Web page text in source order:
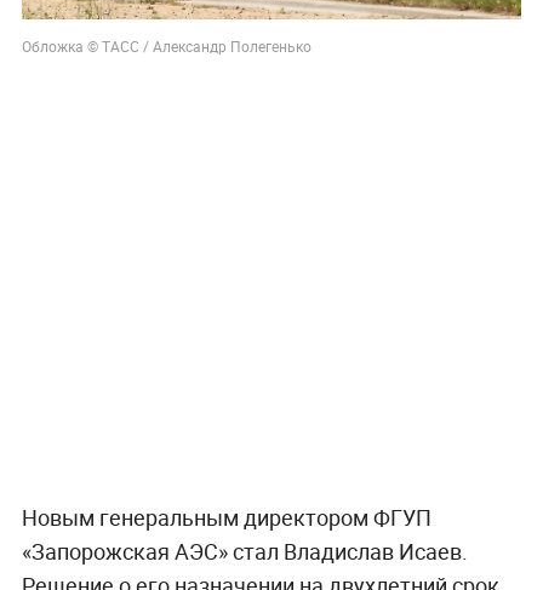
Обложка © ТАСС / Александр Полегенько
Новым генеральным директором ФГУП
«Запорожская АЭС» стал Владислав Исаев.